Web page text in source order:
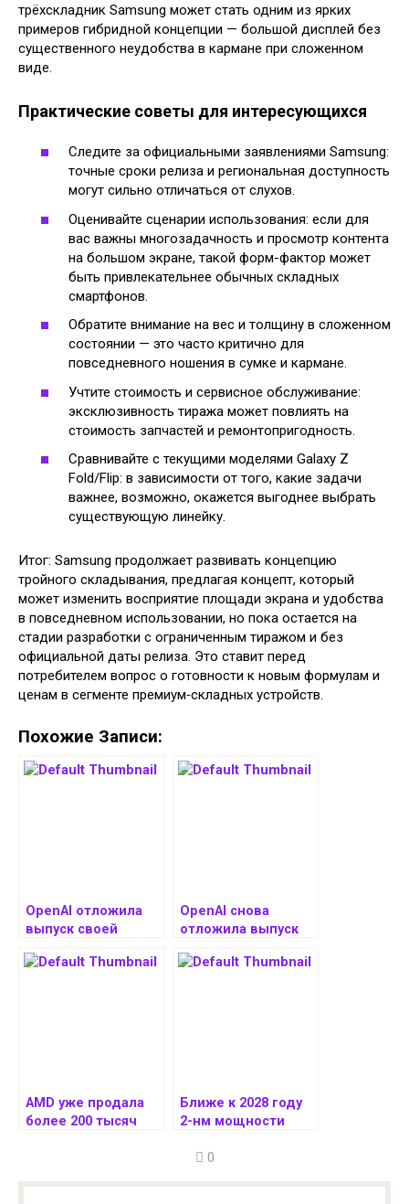
трёхскладник Samsung может стать одним из ярких
примеров гибридной концепции — большой дисплей без
существенного неудобства в кармане при сложенном
виде.
Практические советы для интересующихся
Следите за официальными заявлениями Samsung:
точные сроки релиза и региональная доступность
могут сильно отличаться от слухов.
Оценивайте сценарии использования: если для
вас важны многозадачность и просмотр контента
на большом экране, такой форм-фактор может
быть привлекательнее обычных складных
смартфонов.
Обратите внимание на вес и толщину в сложенном
состоянии — это часто критично для
повседневного ношения в сумке и кармане.
Учтите стоимость и сервисное обслуживание:
эксклюзивность тиража может повлиять на
стоимость запчастей и ремонтопригодность.
Сравнивайте с текущими моделями Galaxy Z
Fold/Flip: в зависимости от того, какие задачи
важнее, возможно, окажется выгоднее выбрать
существующую линейку.
Итог: Samsung продолжает развивать концепцию
тройного складывания, предлагая концепт, который
может изменить восприятие площади экрана и удобства
в повседневном использовании, но пока остается на
стадии разработки с ограниченным тиражом и без
официальной даты релиза. Это ставит перед
потребителем вопрос о готовности к новым формулам и
ценам в сегменте премиум‑складных устройств.
Похожие Записи:
OpenAI отложила
выпуск своей
модели
OpenAI снова
отложила выпуск
модели ИИ
AMD уже продала
более 200 тысяч
Ближе к 2028 году
2-нм мощности
до 200 тысяч
0